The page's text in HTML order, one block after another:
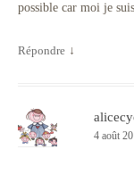
possible car moi je
Répondre ↓
4 août